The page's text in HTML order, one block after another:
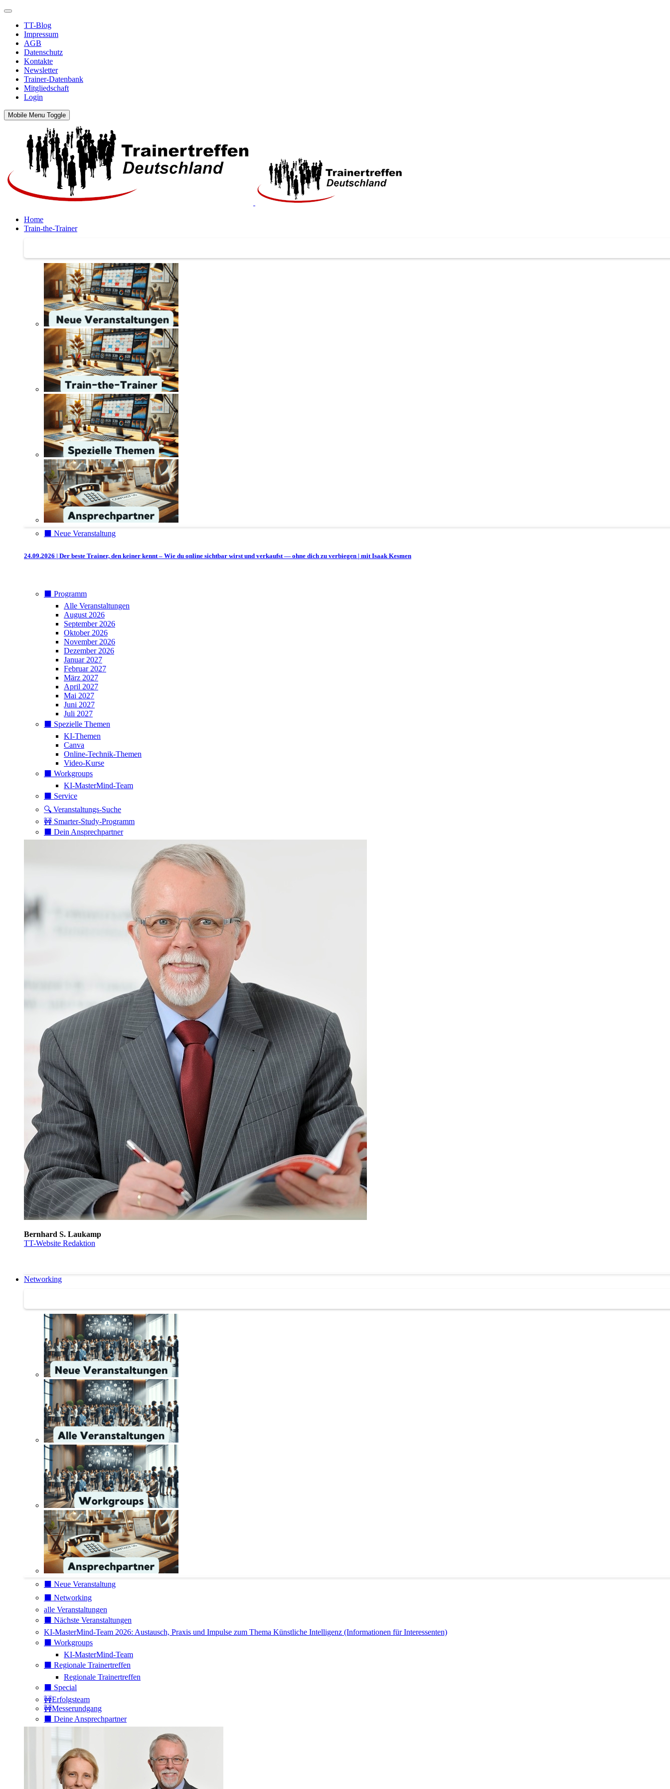
TT-Blog
Impressum
AGB
Datenschutz
Kontakte
Newsletter
Trainer-Datenbank
Mitgliedschaft
Login
Mobile Menu Toggle
Home
Train-the-Trainer
⬛️ Neue Veranstaltung
24.09.2026 | Der beste Trainer, den keiner kennt – Wie du online sichtbar wirst und verkaufst — ohne dich zu verbiegen | mit Isaak Kesmen
⬛️ Programm
Alle Veranstaltungen
August 2026
September 2026
Oktober 2026
November 2026
Dezember 2026
Januar 2027
Februar 2027
März 2027
April 2027
Mai 2027
Juni 2027
Juli 2027
⬛️ Spezielle Themen
KI-Themen
Canva
Online-Technik-Themen
Video-Kurse
⬛️ Workgroups
KI-MasterMind-Team
⬛️ Service
🔍 Veranstaltungs-Suche
🚧 Smarter-Study-Programm
⬛️ Dein Ansprechpartner
Bernhard S. Laukamp
TT-Website Redaktion
Networking
⬛️ Neue Veranstaltung
⬛️ Networking
alle Veranstaltungen
⬛️ Nächste Veranstaltungen
KI-MasterMind-Team 2026: Austausch, Praxis und Impulse zum Thema Künstliche Intelligenz (Informationen für Interessenten)
⬛️ Workgroups
KI-MasterMind-Team
⬛️ Regionale Trainertreffen
Regionale Trainertreffen
⬛️ Special
🚧Erfolgsteam
🚧Messerundgang
⬛️ Deine Ansprechpartner